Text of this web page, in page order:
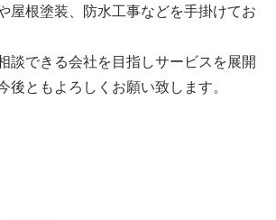
屋根塗装、防水工事などを手掛けてお
談できる会社を目指しサービスを展開
後ともよろしくお願い致します。